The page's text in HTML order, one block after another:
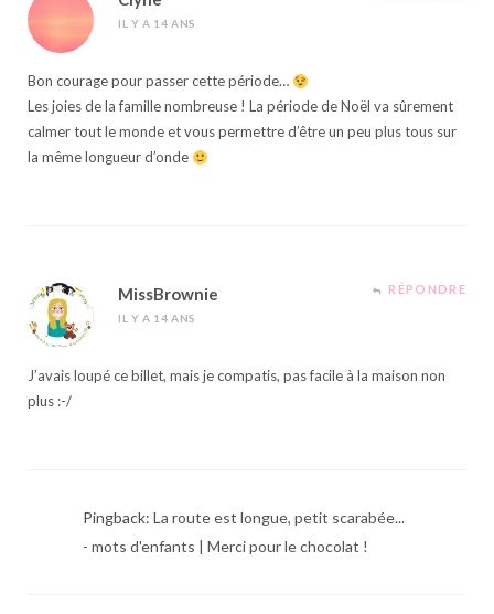
IL Y A 14 ANS
Bon courage pour passer cette période…
Les joies de la famille nombreuse ! La période de Noël va sûrement
calmer tout le monde et vous permettre d’être un peu plus tous sur
la même longueur d’onde
MissBrownie
IL Y A 14 ANS
RÉPONDRE
J’avais loupé ce billet, mais je compatis, pas facile à la maison non
plus :-/
Pingback: La route est longue, petit scarabée...
- mots d'enfants | Merci pour le chocolat !